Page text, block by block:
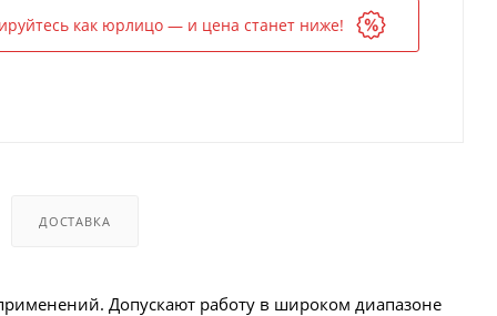
как юрлицо — и цена станет ниже!
ДОСТАВКА
Допускают работу в широком диапазоне